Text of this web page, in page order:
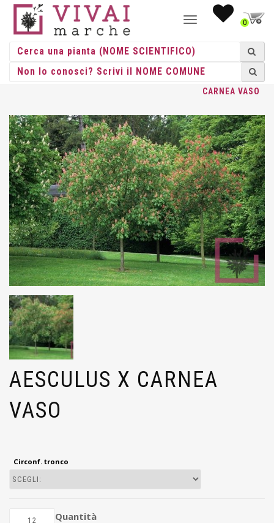
NAVIGAZIONE0
HOME/ALBERI/ ALBERI VASO / AESCULUS / AESCULUS X
CARNEA VASO
AESCULUS X CARNEA
VASO
Circonf. tronco
Quantità